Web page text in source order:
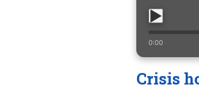
0:00
Crisis